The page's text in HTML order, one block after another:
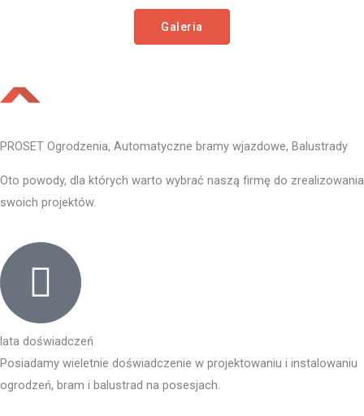
Galeria
PROSET Ogrodzenia, Automatyczne bramy wjazdowe, Balustrady
Oto powody, dla których warto wybrać naszą firmę do zrealizowania
swoich projektów.
lata doświadczeń
Posiadamy wieletnie doświadczenie w projektowaniu i instalowaniu
ogrodzeń, bram i balustrad na posesjach.